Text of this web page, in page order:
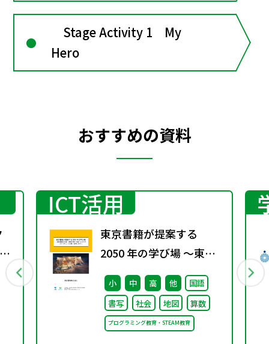
Stage Activity 1 My
Hero
おすすめの資料
ICT活用
東京書籍が提案する
2050 年の学び場 ～東京
書籍は大阪・関西万博
「大阪ヘルスケア パビリ
オン」に出展・協賛しま
す～
小 中 高 他
国語
書写
社会 地図 算数
プログラミング教育・STEAM教育